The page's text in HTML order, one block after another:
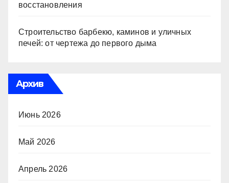
восстановления
Строительство барбекю, каминов и уличных
печей: от чертежа до первого дыма
Архив
Июнь 2026
Май 2026
Апрель 2026